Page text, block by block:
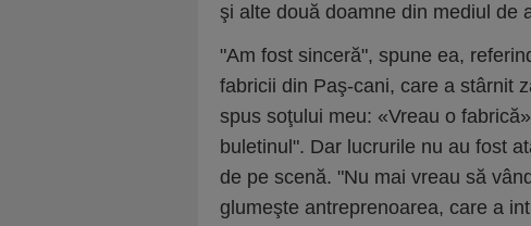
şi alte două doamne din mediul de
"Am fost sinceră", spune ea,
fabricii din Paş-cani, care a stârnit
spus soţului meu: «Vreau o
buletinul". Dar lucrurile nu au fost
de pe scenă. "Nu mai vreau să
glumeşte antreprenoarea, care a